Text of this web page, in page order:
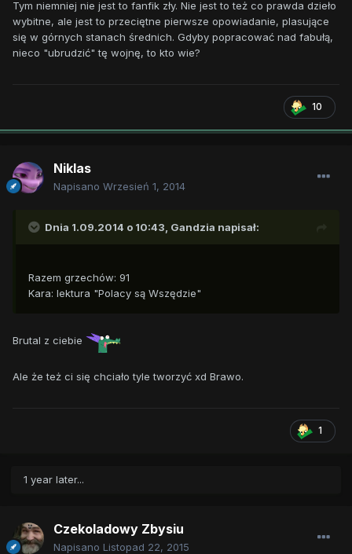
Tym niemniej nie jest to fanfik zły. Nie jest to też co prawda dzieło
wybitne, ale jest to przeciętne pierwsze opowiadanie, plasujące
się w górnych stanach średnich. Gdyby popracować nad fabułą,
nieco "ubrudzić" tę wojnę, to kto wie?
10
Niklas
Napisano Wrzesień 1, 2014
Dnia 1.09.2014 o 10:43, Gandzia napisał:
Razem grzechów: 91
Kara: lektura "Polacy są Wszędzie"
Brutal z ciebie
Ale że też ci się chciało tyle tworzyć xd Brawo.
1
1 year later...
Czekoladowy Zbysiu
Napisano Listopad 22, 2015